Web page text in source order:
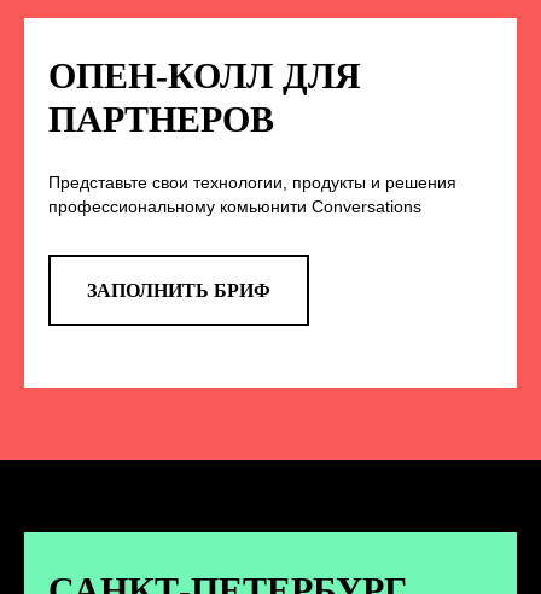
ОПЕН-КОЛЛ ДЛЯ
ПАРТНЕРОВ
Представьте свои технологии, продукты и решения
профессиональному комьюнити Conversations
ЗАПОЛНИТЬ БРИФ
НА НАС В СОЦСЕТЯХ
TELEGRAM
анонс новых спикеров и другие
новости конференции